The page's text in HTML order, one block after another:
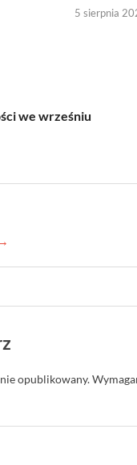
5 sierpnia
we wrześniu
opublikowany.